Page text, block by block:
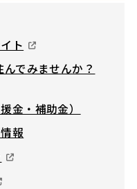
ト
でみませんか？
金・補助金）
報